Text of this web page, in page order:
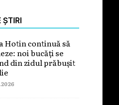
ȘTIRI
Hotin continuă să
noi bucăți se
din zidul prăbușit